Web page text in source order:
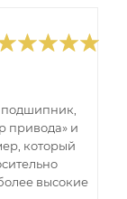
привода» и
который
высокие